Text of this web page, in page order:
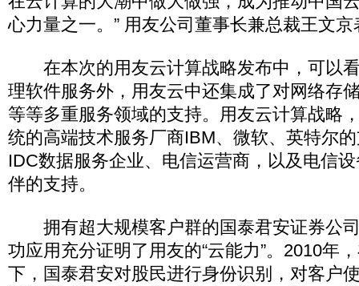
心力量之一。” 用友公司董事长兼总裁王文京
在本次的用友云计算战略发布中，可以
理软件服务外，用友云中还集成了对网络存
等等多重服务领域的支持。用友云计算战略
统的高端技术服务厂商IBM、微软、英特尔
IDC数据服务企业、电信运营商，以及电信
伴的支持。
拥有超大规模客户群的国泰君安证券公司
功应用充分证明了用友的“云能力”。2010年
下，国泰君安对股民进行身份识别，对客户